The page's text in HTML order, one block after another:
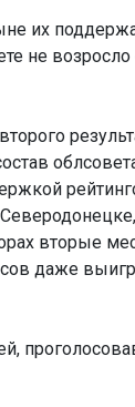
их
не возросло
вторые
даже